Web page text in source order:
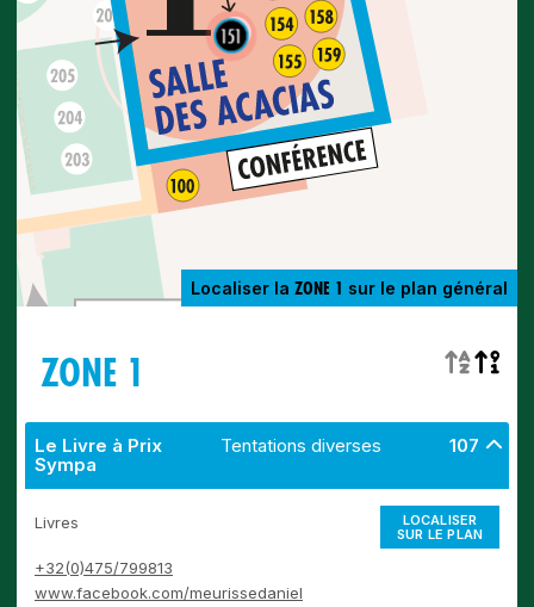
Localiser la ZONE 1 sur le plan général
151
ZONE 1
Le Livre à Prix
Sympa
Tentations diverses 107
Livres
+32(0)475/799813
www.facebook.com/meurissedaniel
LOCALISER
SUR LE PLAN